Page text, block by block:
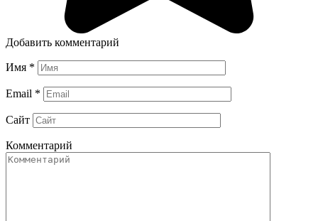
Добавить комментарий
Имя *
Email *
Сайт
Комментарий